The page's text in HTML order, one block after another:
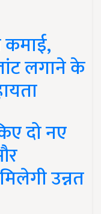
लगाने के
दो नए
उन्नत